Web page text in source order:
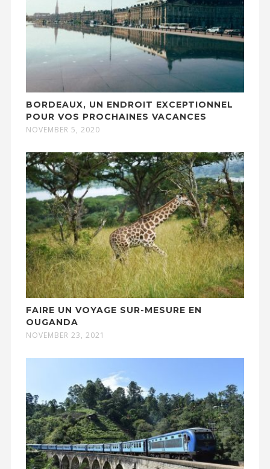
BORDEAUX, UN ENDROIT EXCEPTIONNEL
POUR VOS PROCHAINES VACANCES
NOVEMBER 5, 2020
FAIRE UN VOYAGE SUR-MESURE EN
OUGANDA
NOVEMBER 23, 2021